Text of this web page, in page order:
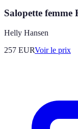
Salopette femme
Helly Hansen
257 EURVoir le prix